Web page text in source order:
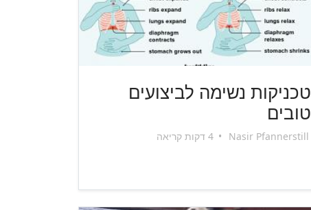
טכניקות נשימה לביצועים
טובים
Nasir Pfannerstill
•